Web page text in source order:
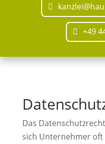
+49
Das
sich Unternehmer